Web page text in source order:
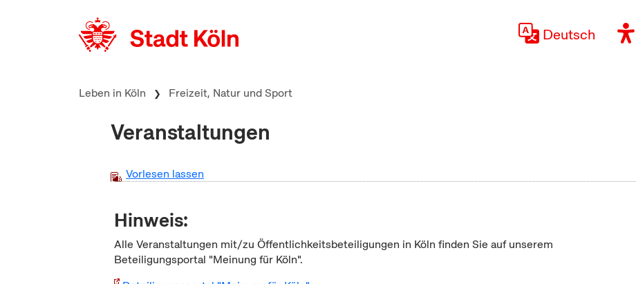
Deutsch
Leben in Köln Freizeit, Natur und Sport
Veranstaltungen
Vorlesen lassen
Hinweis:
Alle Veranstaltungen mit/zu Öffentlichkeitsbeteiligungen in Köln finden Sie auf unserem
Beteiligungsportal "Meinung für Köln".